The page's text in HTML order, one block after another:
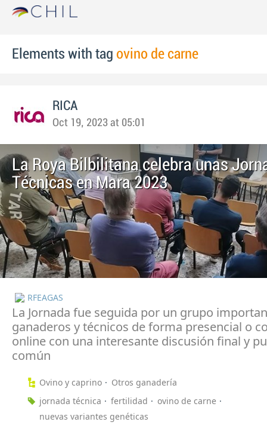
Elements with tag ovino de carne
RICA
Oct 19, 2023 at 05:01
La Roya Bilbilitana celebra unas
Técnicas en Mara 2023
RFEAGAS
La Jornada fue seguida por un grupo
ganaderos y técnicos de forma presencial o
online con una interesante discusión final y
común
Ovino y caprino
Otros ganadería
jornada técnica
fertilidad
ovino de carne
nuevas variantes genéticas